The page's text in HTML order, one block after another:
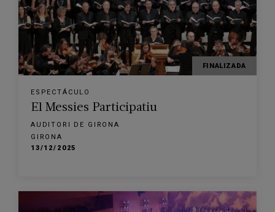
FINALIZADA
ESPECTÁCULO
El Messies Participatiu
AUDITORI DE GIRONA
GIRONA
13/12/2025